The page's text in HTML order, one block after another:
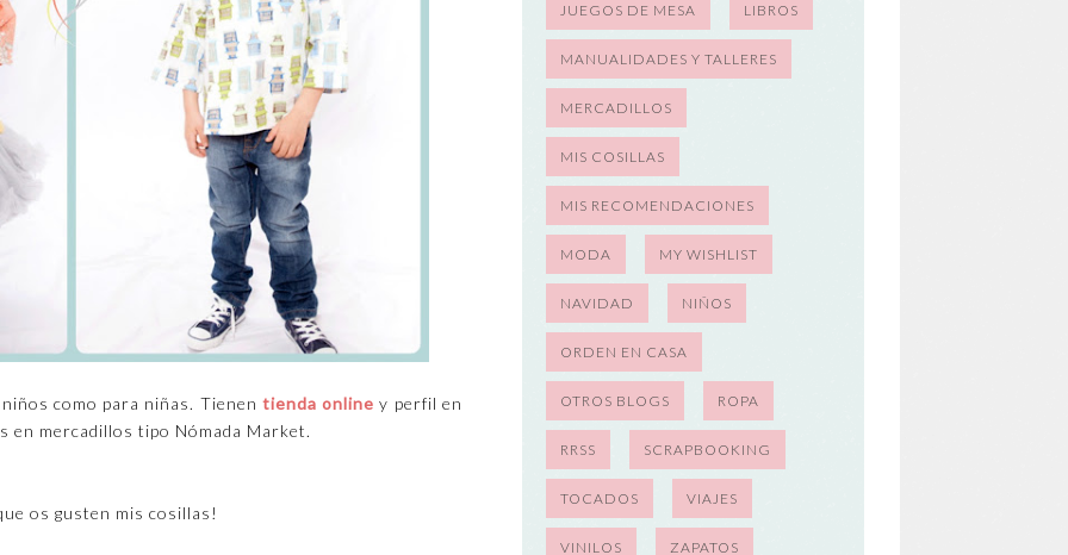
como para niñas. Tienen tienda online y perfil en
en mercadillos tipo Nómada Market.
os gusten mis cosillas!
JUEGOS DE MESA LIBROS
MANUALIDADES Y TALLERES
MERCADILLOS
MIS COSILLAS
MIS RECOMENDACIONES
MODA MY WISHLIST
NAVIDAD NIÑOS
ORDEN EN CASA
OTROS BLOGS ROPA
RRSS SCRAPBOOKING
TOCADOS VIAJES
VINILOS ZAPATOS